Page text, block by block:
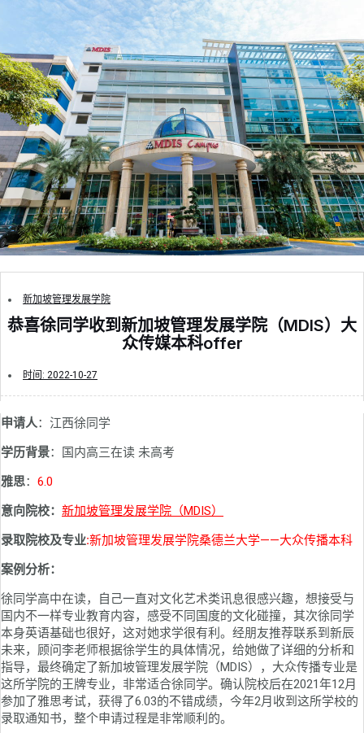
新加坡管理发展学院
恭喜徐同学收到新加坡管理发展学院（MDIS）大
众传媒本科offer
时间: 2022-10-27
申请人：江西徐同学
学历背景：国内高三在读 未高考
雅思： 6.0
意向院校： 新加坡管理发展学院（MDIS）
录取院校及专业:新加坡管理发展学院桑德兰大学——大众传播本科
案例分析：
徐同学高中在读，自己一直对文化艺术类讯息很感兴趣，想接受与
国内不一样专业教育内容，感受不同国度的文化碰撞，其次徐同学
本身英语基础也很好，这对她求学很有利。经朋友推荐联系到新辰
未来，顾问李老师根据徐学生的具体情况，给她做了详细的分析和
指导，最终确定了新加坡管理发展学院（MDIS），大众传播专业是
这所学院的王牌专业，非常适合徐同学。确认院校后在2021年12月
参加了雅思考试，获得了6.03的不错成绩，今年2月收到这所学校的
录取通知书，整个申请过程是非常顺利的。